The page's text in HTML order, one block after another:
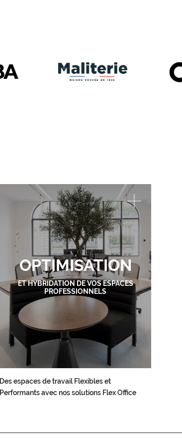
OPTIMISATION
ET HYBRIDATION DE VOS ESPACES
PROFESSIONNELS
Des espaces de travail Flexibles et
Performants avec nos solutions Flex Office